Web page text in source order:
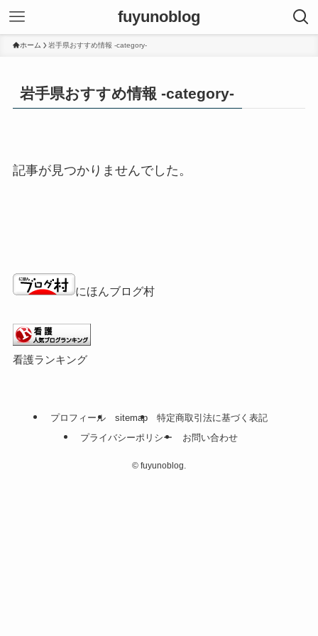
fuyunoblog
ホーム 岩手県おすすめ情報 -category-
岩手県おすすめ情報 -category-
記事が見つかりませんでした。
にほんブログ村
看護ランキング
プロフィール sitemap
特定商取引法に基づく表記
プライバシーポリシー
お問い合わせ
© fuyunoblog.